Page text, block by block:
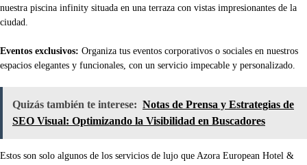
nuestra piscina infinity situada en una terraza con vistas impresionantes de la
ciudad.
Eventos exclusivos: Organiza tus eventos corporativos o sociales en nuestros
espacios elegantes y funcionales, con un servicio impecable y personalizado.
Quizás también te interese: Notas de Prensa y Estrategias de
SEO Visual: Optimizando la Visibilidad en Buscadores
Estos son solo algunos de los servicios de lujo que Azora European Hotel &